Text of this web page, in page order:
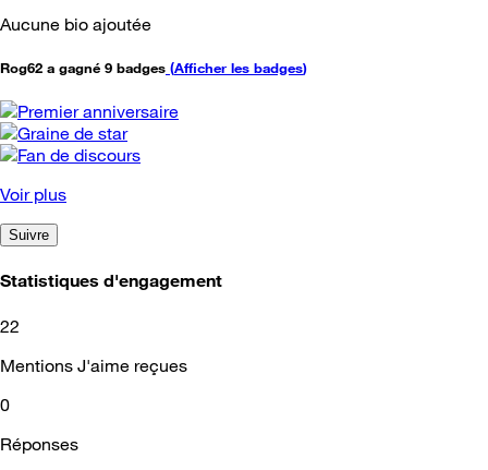
Aucune bio ajoutée
Rog62 a gagné 9 badges (Afficher les badges)
Voir plus
Suivre
Statistiques d'engagement
22
Mentions J'aime reçues
0
Réponses